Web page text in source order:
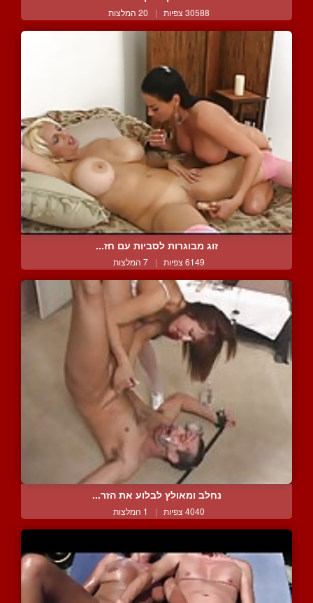
30588 צפיות | 20 המלצות
זוג מבוגרות לסביות עם חז...
6149 צפיות | 7 המלצות
נחלב ומאולץ לבלוע את הזר...
4040 צפיות | 1 המלצות